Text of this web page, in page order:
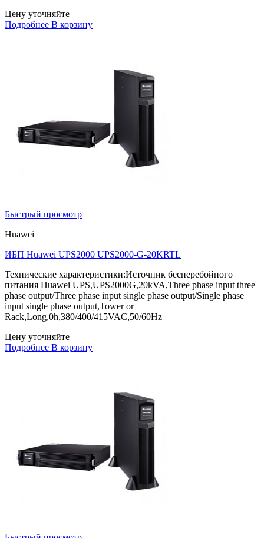
Цену уточняйте
Подробнее В корзину
Быстрый просмотр
Huawei
ИБП Huawei UPS2000 UPS2000-G-20KRTL
Технические характеристики:Источник бесперебойного
питания Huawei UPS,UPS2000G,20kVA,Three phase input three
phase output/Three phase input single phase output/Single phase
input single phase output,Tower or
Rack,Long,0h,380/400/415VAC,50/60Hz
Цену уточняйте
Подробнее В корзину